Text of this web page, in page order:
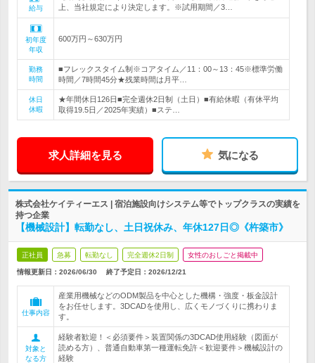
給与
上、当社規定により決定します。※試用期間／3…
初年度
年収
600万円～630万円
勤務
時間
■フレックスタイム制※コアタイム／11：00～13：45※標準労働
時間／7時間45分★残業時間は月平…
休日
休暇
★年間休日126日■完全週休2日制（土日）■有給休暇（有休平均
取得19.5日／2025年実績）■ステ…
求人詳細を見る 気になる
株式会社ケイティーエス | 宿泊施設向けシステム等でトップクラスの実績を
持つ企業
【機械設計】転勤なし、土日祝休み、年休127日◎《杵築市》
正社員 急募 転勤なし 完全週休2日制 女性のおしごと掲載中
情報更新日：2026/06/30 終了予定日： 2026/12/21
仕事内容
産業用機械などのODM製品を中心とした機構・強度・板金設計
をお任せします。3DCADを使用し、広くモノづくりに携わりま
す。
対象と
なる方
経験者歓迎！＜必須要件＞装置関係の3DCAD使用経験（図面が
読める方）、普通自動車第一種運転免許＜歓迎要件＞機械設計の
経験